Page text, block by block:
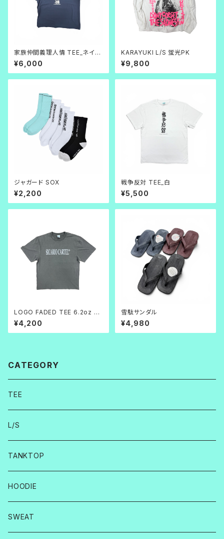
家族仲間義理人情 TEE_ネイビ
ー×白
¥6,000
KARAYUKI L/S 蛍光PK
¥9,800
ジャガード SOX
¥2,200
戦争反対 TEE_白
¥5,500
LOGO FADED TEE 6.2oz グ
レー
¥4,200
雪駄サンダル
¥4,980
CATEGORY
TEE
L/S
TANKTOP
HOODIE
SWEAT